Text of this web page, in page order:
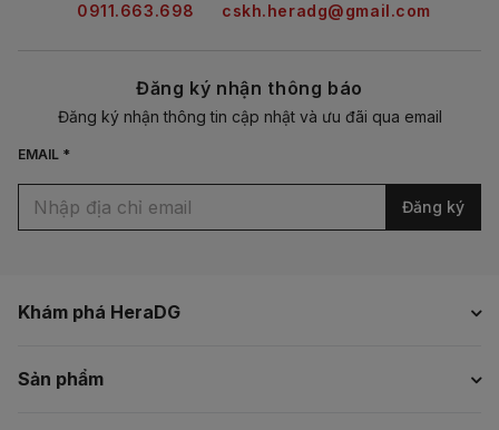
Khám phá HeraDG
Sản phẩm
0911.663.698 cskh.heradg@gmail.com
Đăng ký nhận thông báo
Đăng ký nhận thông tin cập nhật và ưu đãi qua email
EMAIL *
Đăng ký